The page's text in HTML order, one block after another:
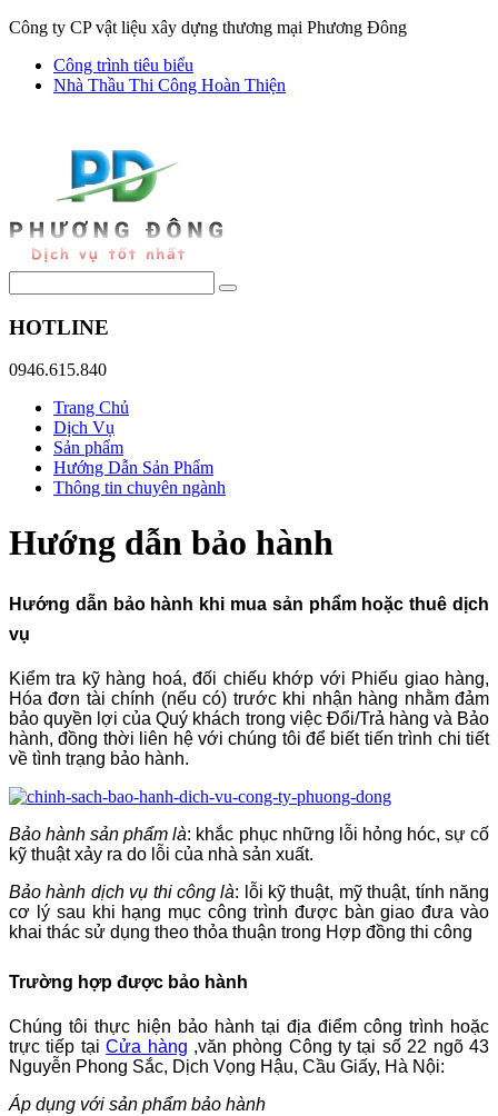
Công ty CP vật liệu xây dựng thương mại Phương Đông
Công trình tiêu biểu
Nhà Thầu Thi Công Hoàn Thiện
HOTLINE
0946.615.840
Trang Chủ
Dịch Vụ
Sản phẩm
Hướng Dẫn Sản Phẩm
Thông tin chuyên ngành
Hướng dẫn bảo hành
Hướng dẫn bảo hành khi mua sản phẩm hoặc thuê dịch
vụ
Kiểm tra kỹ hàng hoá, đối chiếu khớp với Phiếu giao hàng,
Hóa đơn tài chính (nếu có) trước khi nhận hàng nhằm đảm
bảo quyền lợi của Quý khách trong việc Đổi/Trả hàng và Bảo
hành, đồng thời liên hệ với chúng tôi để biết tiến trình chi tiết
về tình trạng bảo hành.
Bảo hành sản phẩm là: khắc phục những lỗi hỏng hóc, sự cố
kỹ thuật xảy ra do lỗi của nhà sản xuất.
Bảo hành dịch vụ thi công là: lỗi kỹ thuật, mỹ thuật, tính năng
cơ lý sau khi hạng mục công trình được bàn giao đưa vào
khai thác sử dụng theo thỏa thuận trong Hợp đồng thi công
Trường hợp được bảo hành
Chúng tôi thực hiện bảo hành tại địa điểm công trình hoặc
trực tiếp tạiCửa hàng ,văn phòng Công ty tại số 22 ngõ 43
Nguyễn Phong Sắc, Dịch Vọng Hậu, Cầu Giấy, Hà Nội:
Áp dụng với sản phẩm bảo hành